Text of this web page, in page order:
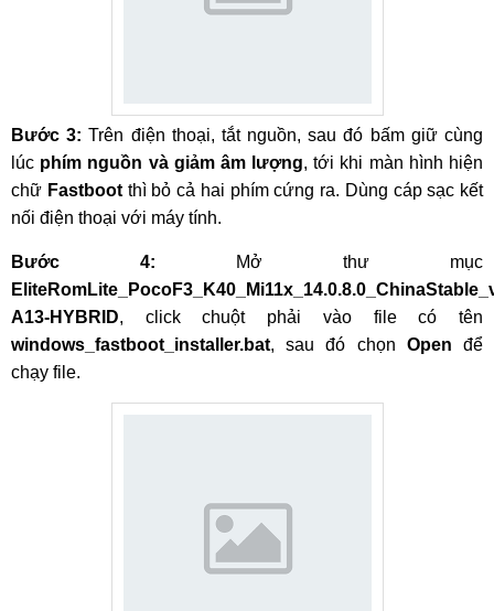
Bước 3: Trên điện thoại, tắt nguồn, sau đó bấm giữ cùng
lúc phím nguồn và giảm âm lượng, tới khi màn hình hiện
chữ Fastbootthì bỏ cả hai phím cứng ra. Dùng cáp sạc kết
nối điện thoại với máy tính.
Bước 4: Mở thư mục
A13-HYBRID, click chuột phải vào file có tên
windows_fastboot_installer.bat, sau đó chọn Openđể
chạy file.